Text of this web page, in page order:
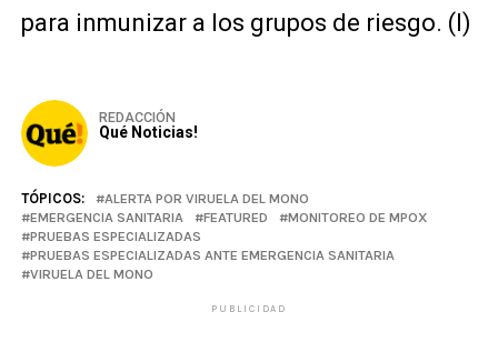
para inmunizar a los grupos de riesgo. (I)
REDACCIÓN
Qué Noticias!
TÓPICOS:
ALERTA POR VIRUELA DEL MONO
EMERGENCIA SANITARIA
FEATURED
MONITOREO DE MPOX
PRUEBAS ESPECIALIZADAS
PRUEBAS ESPECIALIZADAS ANTE EMERGENCIA SANITARIA
VIRUELA DEL MONO
PUBLICIDAD